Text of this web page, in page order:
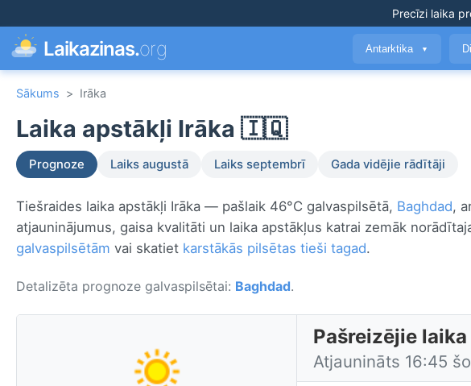
Precīzi laika
Laikazinas.org Antarktika ▼
Sākums > Irāka
Laika apstākļi Irāka 🇮🇶
Prognoze Laiks augustā Laiks septembrī Gada vidējie rādītāji
Tiešraides laika apstākļi Irāka — pašlaik 46°C galvaspilsētā, Baghdad,
atjauninājumus, gaisa kvalitāti un laika apstākļus katrai zemāk
galvaspilsētām vai skatiet karstākās pilsētas tieši tagad.
Detalizēta prognoze galvaspilsētai: Baghdad.
Pašreizējie
Atjaunināts 16:45